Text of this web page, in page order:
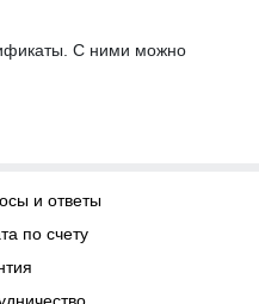
С ними можно
и ответы
по счету